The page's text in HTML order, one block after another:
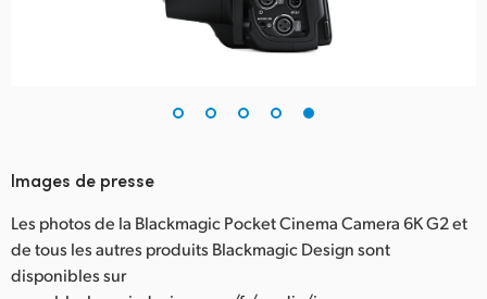
Images de presse
Les photos de la Blackmagic Pocket Cinema Camera 6K G2 et
de tous les autres produits Blackmagic Design sont
disponibles sur